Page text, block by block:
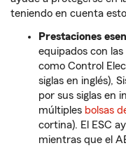
teniendo en cuenta
Prestaciones
equipados con las
como Control
siglas en inglés),
por sus siglas en
múltiples bolsas
cortina). El ESC
mientras que el